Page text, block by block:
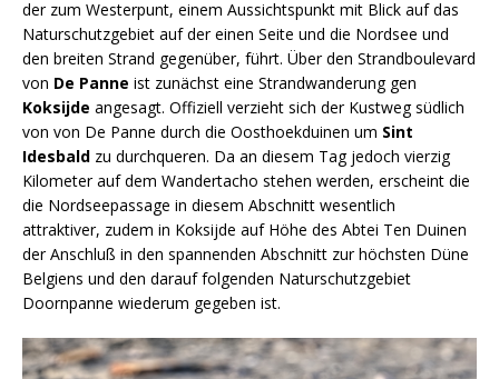
der zum Westerpunt, einem Aussichtspunkt mit Blick auf das
Naturschutzgebiet auf der einen Seite und die Nordsee und
den breiten Strand gegenüber, führt. Über den Strandboulevard
von De Panne ist zunächst eine Strandwanderung gen
Koksijde angesagt. Offiziell verzieht sich der Kustweg südlich
von von De Panne durch die Oosthoekduinen um Sint
Idesbald zu durchqueren. Da an diesem Tag jedoch vierzig
Kilometer auf dem Wandertacho stehen werden, erscheint die
die Nordseepassage in diesem Abschnitt wesentlich
attraktiver, zudem in Koksijde auf Höhe des Abtei Ten Duinen
der Anschluß in den spannenden Abschnitt zur höchsten Düne
Belgiens und den darauf folgenden Naturschutzgebiet
Doornpanne wiederum gegeben ist.